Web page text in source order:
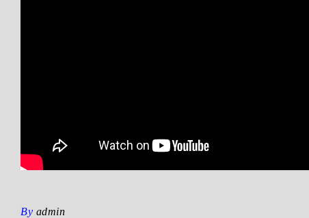
By admin